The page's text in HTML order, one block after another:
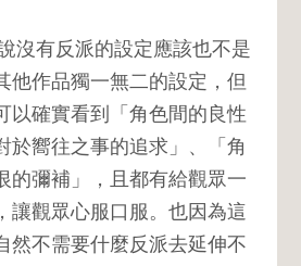
沒有反派的設定應該也不是
他作品獨一無二的設定，但
以確實看到「角色間的良性
於嚮往之事的追求」、「角
的彌補」，且都有給觀眾一
讓觀眾心服口服。也因為這
然不需要什麼反派去延伸不